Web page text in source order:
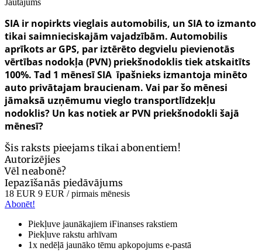
Jautājums
SIA ir nopirkts vieglais automobilis, un SIA to izmanto
tikai saimnieciskajām vajadzībām. Automobilis
aprīkots ar GPS, par iztērēto degvielu pievienotās
vērtības nodokļa (PVN) priekšnodoklis tiek atskaitīts
100%. Tad 1 mēnesī SIA īpašnieks izmantoja minēto
auto privātajam braucienam. Vai par šo mēnesi
jāmaksā uzņēmumu vieglo transportlīdzekļu
nodoklis? Un kas notiek ar PVN priekšnodokli šajā
mēnesī?
Šis raksts pieejams tikai abonentiem!
Autorizējies
Vēl neabonē?
Iepazīšanās piedāvājums
18 EUR 9 EUR / pirmais mēnesis
Abonēt!
Piekļuve jaunākajiem iFinanses rakstiem
Piekļuve rakstu arhīvam
1x nedēļā jaunāko tēmu apkopojums e-pastā